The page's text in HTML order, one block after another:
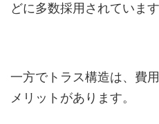
どに多数採用されています
一方でトラス構造は、費
メリットがあります。